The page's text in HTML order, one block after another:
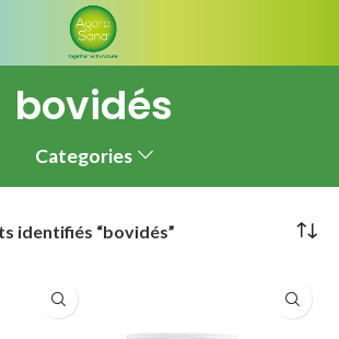
bovidés
Categories
identifiés “bovidés”